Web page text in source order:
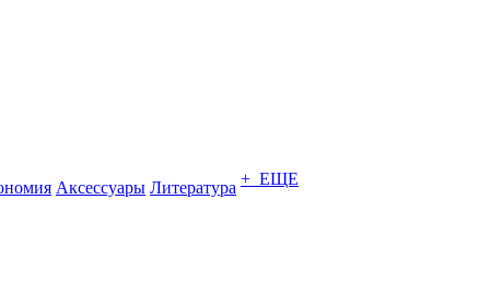
Аксессуары Литература + ЕЩЕ